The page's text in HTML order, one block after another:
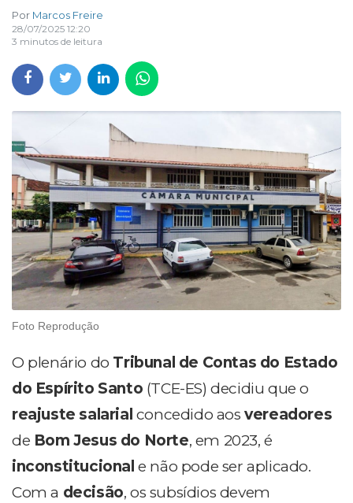
Por Marcos Freire
28/07/2025 12:20
3 minutos de leitura
Foto Reprodução
O plenário do Tribunal de Contas do Estado
do Espírito Santo (TCE-ES) decidiu que o
reajuste salarial concedido aosvereadores
de Bom Jesus do Norte, em 2023, é
inconstitucionale não pode ser aplicado.
Com a decisão, os subsídios devem